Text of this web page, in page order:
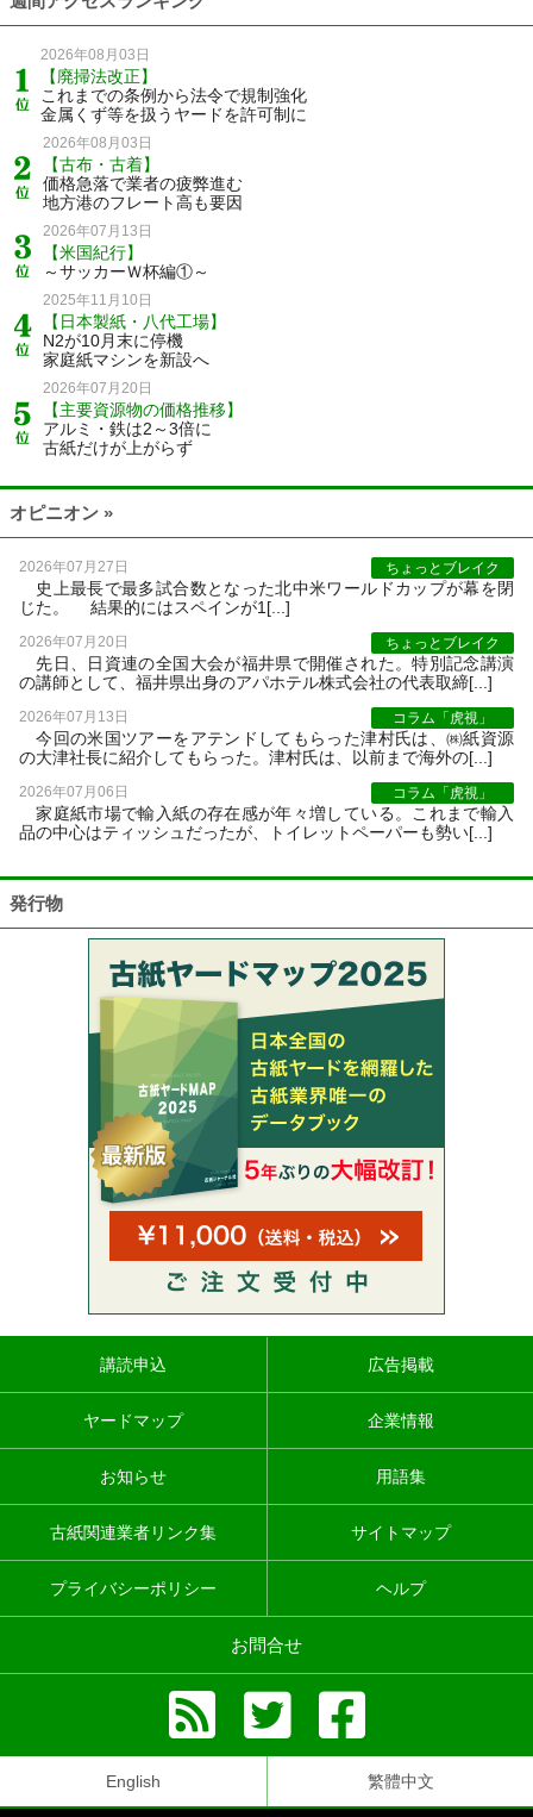
2026年08月03日
【廃掃法改正】
これまでの条例から法令で規制強化
金属くず等を扱うヤードを許可制に
2026年08月03日
【古布・古着】
価格急落で業者の疲弊進む
地方港のフレート高も要因
2026年07月13日
【米国紀行】
～サッカーＷ杯編①～
2025年11月10日
【日本製紙・八代工場】
N2が10月末に停機
家庭紙マシンを新設へ
2026年07月20日
【主要資源物の価格推移】
アルミ・鉄は2～3倍に
古紙だけが上がらず
オピニオン »
2026年07月27日 ちょっとブレイク
史上最長で最多試合数となった北中米ワールドカップが幕を閉
じた。 結果的にはスペインが1[...]
2026年07月20日 ちょっとブレイク
先日、日資連の全国大会が福井県で開催された。特別記念講演
の講師として、福井県出身のアパホテル株式会社の代表取締[...]
2026年07月13日 コラム「虎視」
今回の米国ツアーをアテンドしてもらった津村氏は、㈱紙資源
の大津社長に紹介してもらった。津村氏は、以前まで海外の[...]
2026年07月06日 コラム「虎視」
家庭紙市場で輸入紙の存在感が年々増している。これまで輸入
品の中心はティッシュだったが、トイレットペーパーも勢い[...]
発行物
講読申込 広告掲載
ヤードマップ 企業情報
お知らせ 用語集
古紙関連業者リンク集 サイトマップ
プライバシーポリシー ヘルプ
お問合せ
English 繁體中文